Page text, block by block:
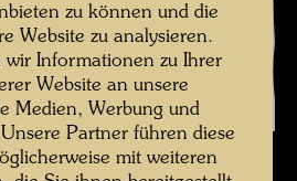
zu können und die
Website zu analysieren.
wir Informationen zu Ihrer
Website an unsere
Medien, Werbung und
Partner führen diese
mit weiteren